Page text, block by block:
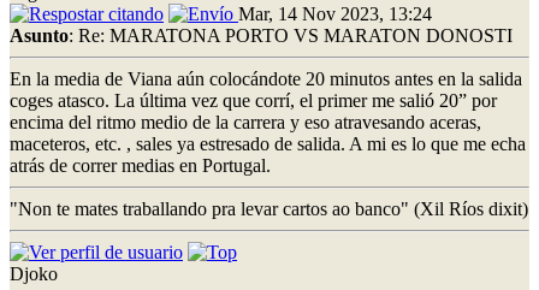
Mar, 14 Nov 2023, 13:24
Asunto: Re: MARATONA PORTO VS MARATON DONOSTI
En la media de Viana aún colocándote 20 minutos antes en la salida
coges atasco. La última vez que corrí, el primer me salió 20” por
encima del ritmo medio de la carrera y eso atravesando aceras,
maceteros, etc. , sales ya estresado de salida. A mi es lo que me echa
atrás de correr medias en Portugal.
"Non te mates traballando pra levar cartos ao banco" (Xil Ríos dixit)
Djoko